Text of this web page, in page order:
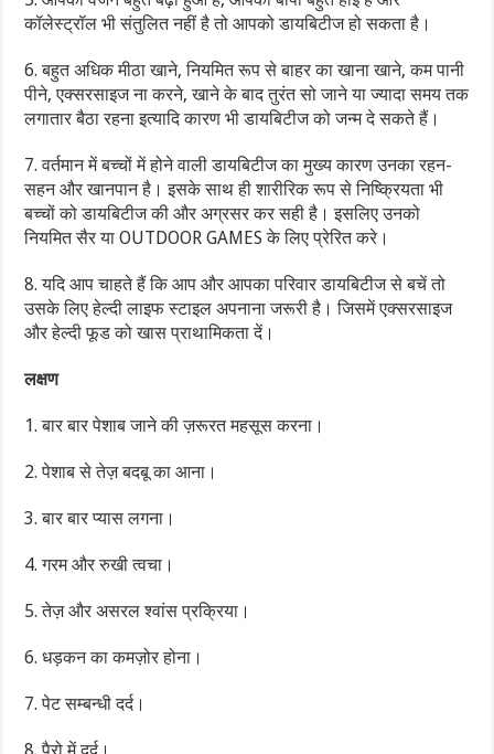
कॉलेस्ट्रॉल भी संतुलित नहीं है तो आपको डायबिटीज हो सकता है।
6. बहुत अधिक मीठा खाने, नियमित रूप से बाहर का खाना खाने, कम पानी
पीने, एक्सरसाइज ना करने, खाने के बाद तुरंत सो जाने या ज्यादा समय तक
लगातार बैठा रहना इत्यादि कारण भी डायबिटीज को जन्म दे सकते हैं।
7. वर्तमान में बच्चों में होने वाली डायबिटीज का मुख्य कारण उनका रहन-
सहन और खानपान है। इसके साथ ही शारीरिक रूप से निष्क्रियता भी
बच्चों को डायबिटीज की और अग्रसर कर सही है। इसलिए उनको
नियमित सैर या OUTDOOR GAMES के लिए प्रेरित करे।
8. यदि आप चाहते हैं कि आप और आपका परिवार डायबिटीज से बचें तो
उसके लिए हेल्दी लाइफ स्टाइल अपनाना जरूरी है। जिसमें एक्सरसाइज
और हेल्दी फूड को खास प्राथामिकता दें।
लक्षण
1. बार बार पेशाब जाने की ज़रूरत महसूस करना।
2. पेशाब से तेज़ बदबू का आना।
3. बार बार प्यास लगना।
4. गरम और रुखी त्वचा।
5. तेज़ और असरल श्वांस प्रक्रिया।
6. धड़कन का कमज़ोर होना।
7. पेट सम्बन्धी दर्द।